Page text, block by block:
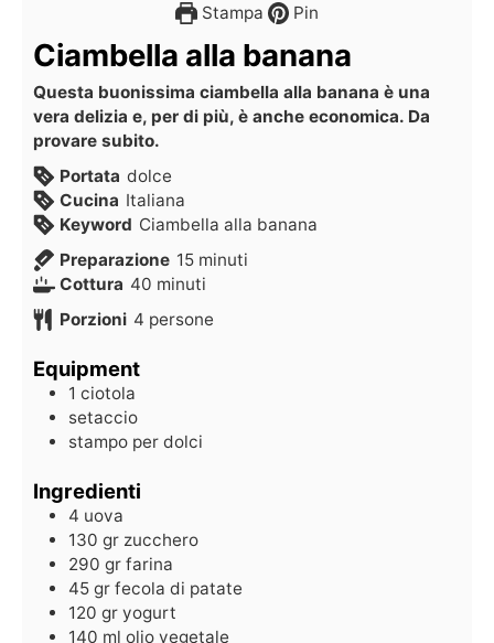
Stampa Pin
Ciambella alla banana
Questa buonissima ciambella alla banana è una
vera delizia e, per di più, è anche economica. Da
provare subito.
Portata dolce
Cucina Italiana
Keyword Ciambella alla banana
Preparazione 15 minuti
Cottura 40 minuti
Porzioni 4 persone
Equipment
1 ciotola
setaccio
stampo per dolci
Ingredienti
4 uova
130 gr zucchero
290 gr farina
45 gr fecola di patate
120 gr yogurt
140 ml olio vegetale